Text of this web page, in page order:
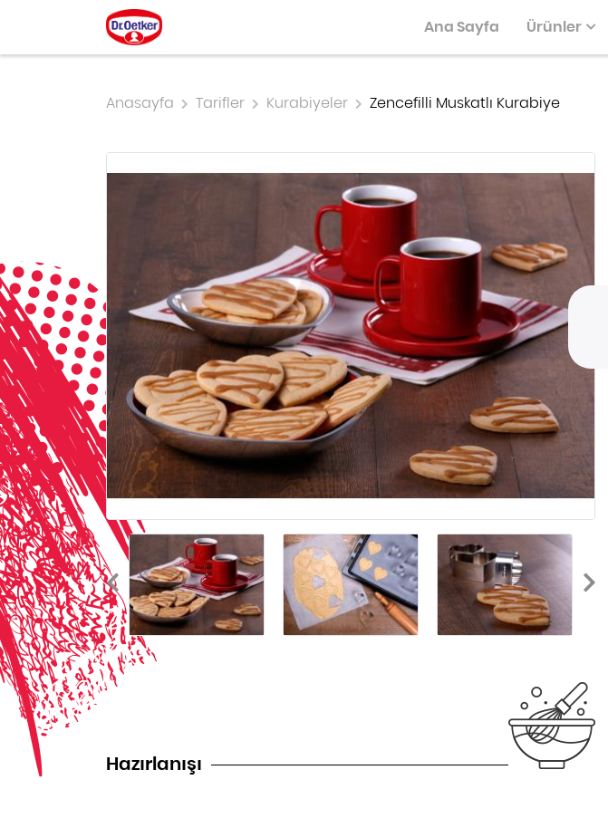
Ana Sayfa Ürünler
DR. OETKER ÖZEL SERISI
TART, TURTA, PAY KÜÇÜK IKRAMLAR
Anasayfa Tarifler Kurabiyeler Zencefilli Muskatlı Kurabiye
Hazırlanışı